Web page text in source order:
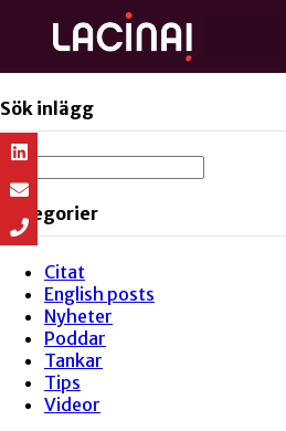
Sök inlägg
Kategorier
Citat
English posts
Nyheter
Poddar
Tankar
Tips
Videor